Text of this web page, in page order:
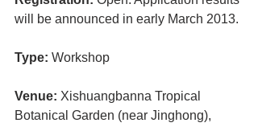
will be announced in early March 2013.
Type: Workshop
Venue: Xishuangbanna Tropical
Botanical Garden (near Jinghong),